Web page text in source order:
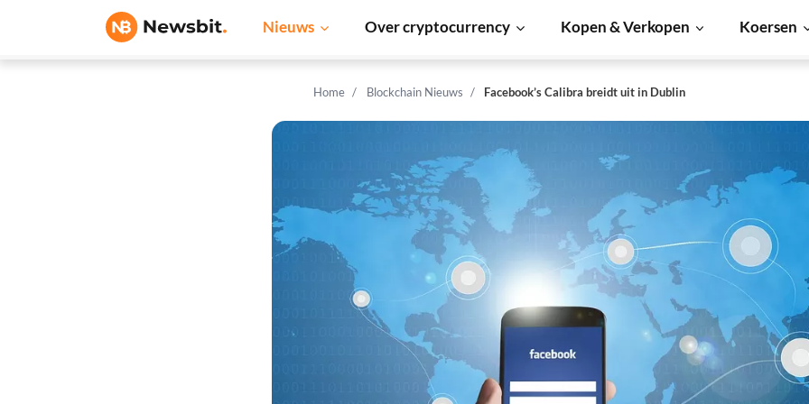
Nieuws Over cryptocurrency Kopen & Verkopen Koersen
Home Blockchain Nieuws Facebook’s Calibra breidt uit in Dublin